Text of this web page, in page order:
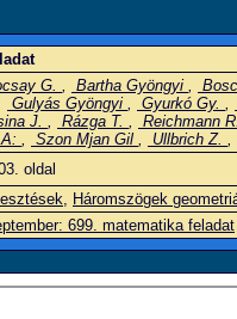
G. , Bartha Gyöngyi ,
Gulyás Gyöngyi , Gyurkó Gy. ,
J. , Rázga T. ,
Reichmann
, Szon Mjan Gil , Ullbrich Z. ,
oldal
, Háromszögek
699. matematika feladat